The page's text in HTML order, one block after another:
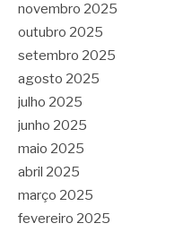
novembro 2025
outubro 2025
setembro 2025
agosto 2025
julho 2025
junho 2025
maio 2025
abril 2025
março 2025
fevereiro 2025